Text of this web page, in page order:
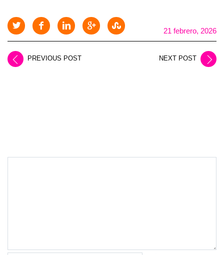
21 febrero, 2026
PREVIOUS POST NEXT POST